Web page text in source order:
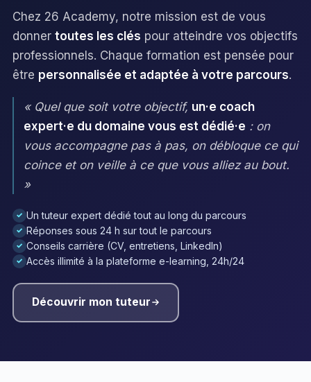
Chez 26 Academy, notre mission est de vous
donner toutes les clés pour atteindre vos objectifs
professionnels. Chaque formation est pensée pour
être personnalisée et adaptée à votre parcours.
« Quel que soit votre objectif, un·e coach
expert·e du domaine vous est dédié·e : on
vous accompagne pas à pas, on débloque ce qui
coince et on veille à ce que vous alliez au bout.
»
✓ Un tuteur expert dédié tout au long du parcours
✓ Réponses sous 24 h sur tout le parcours
✓ Conseils carrière (CV, entretiens, LinkedIn)
✓ Accès illimité à la plateforme e-learning, 24h/24
Découvrir mon tuteur